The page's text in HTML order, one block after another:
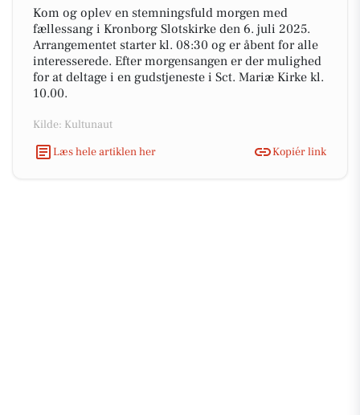
Kom og oplev en stemningsfuld morgen med
fællessang i Kronborg Slotskirke den 6. juli 2025.
Arrangementet starter kl. 08:30 og er åbent for alle
interesserede. Efter morgensangen er der mulighed
for at deltage i en gudstjeneste i Sct. Mariæ Kirke kl.
10.00.
Kilde: Kultunaut
Læs hele artiklen her
Kopiér link